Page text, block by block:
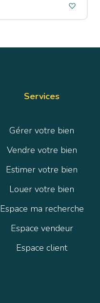
Services
Gérer votre bien
Vendre votre bien
Estimer votre bien
Louer votre bien
Espace ma recherche
Espace vendeur
Espace client